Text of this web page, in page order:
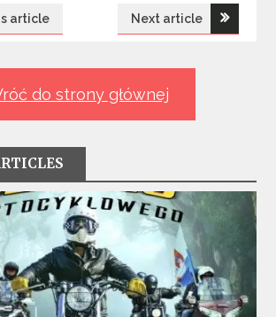
article Next article
do strony głównej